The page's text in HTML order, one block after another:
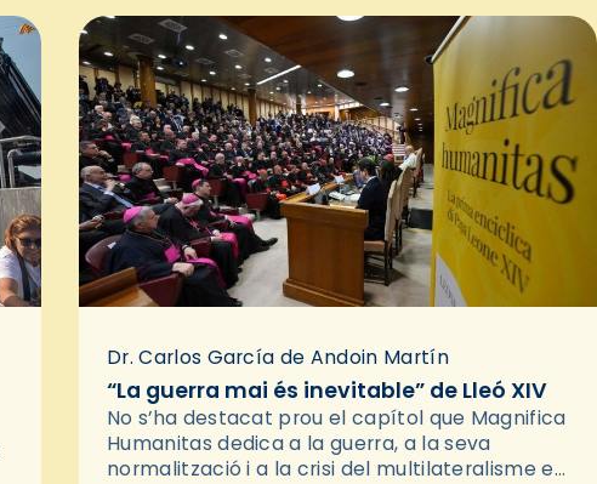
Dr. Carlos García de Andoin Martín
“La guerra mai és inevitable” de Lleó XIV
No s’ha destacat prou el capítol que Magnifica
Humanitas dedica a la guerra, a la seva
normalització i a la crisi del multilateralisme en